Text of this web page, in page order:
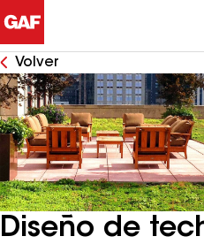
Volver
Diseño de